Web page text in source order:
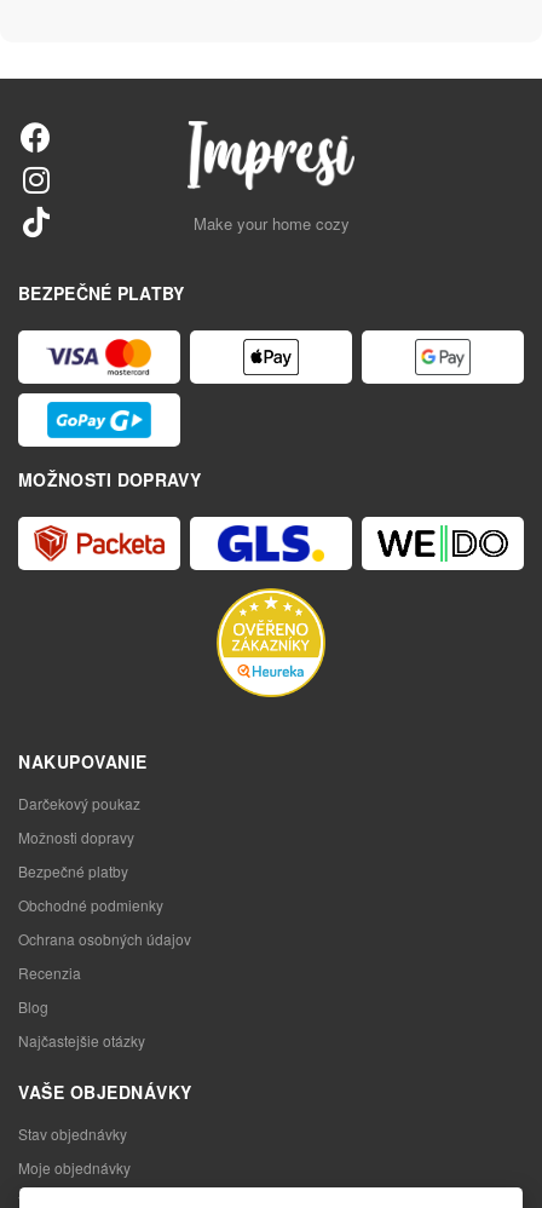
Make your home cozy
BEZPEČNÉ PLATBY
MOŽNOSTI DOPRAVY
NAKUPOVANIE
Darčekový poukaz
Možnosti dopravy
Bezpečné platby
Obchodné podmienky
Ochrana osobných údajov
Recenzia
Blog
Najčastejšie otázky
VAŠE OBJEDNÁVKY
Stav objednávky
Moje objednávky
Výmena tovaru